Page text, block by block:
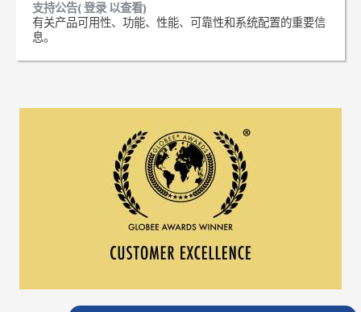
支持公告( 登录 以查看)
有关产品可用性、功能、性能、可靠性和系统配置的重要信
息。